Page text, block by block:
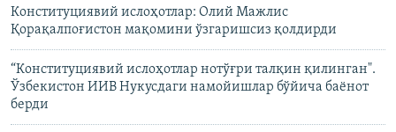
Конституциявий ислоҳотлар: Олий Мажлис
Қорақалпоғистон мақомини ўзгаришсиз қолдирди
“Конституциявий ислоҳотлар нотўғри талқин қилинган".
Ўзбекистон ИИВ Нукусдаги намойишлар бўйича баёнот
берди